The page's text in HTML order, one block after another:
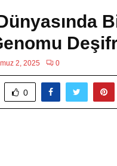
2, 2025 0
0